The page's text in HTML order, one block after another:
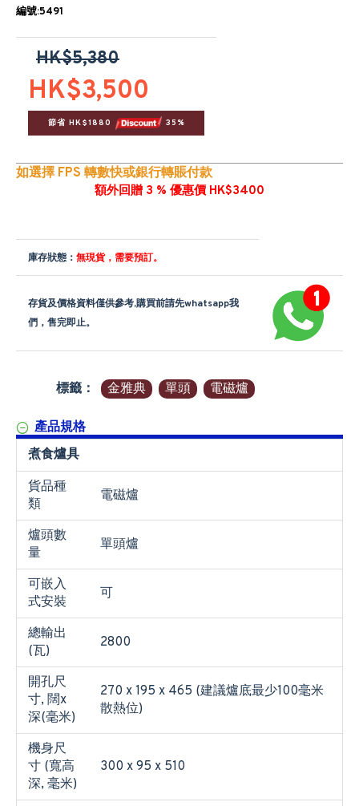
編號:5491
HK$3,500
HK$5,380
節省 HK$1880 35%
如選擇 FPS 轉數快或銀行轉賬付款
額外回贈 3 % 優惠價 HK$3400
庫存狀態： 無現貨，需要預訂。
存貨及價格資料僅供參考,購買前請先whatsapp我
們，售完即止。
標籤： 金雅典 單頭 電磁爐
產品規格
煮食爐具
貨品種
類
電磁爐
爐頭數
量
單頭爐
可嵌入
式安裝
可
總輸出
(瓦)
2800
開孔尺
寸, 闊x
深(毫米)
270 x 195 x 465 (建議爐底最少100毫米
散熱位)
機身尺
寸 (寬高
深, 毫米)
300 x 95 x 510